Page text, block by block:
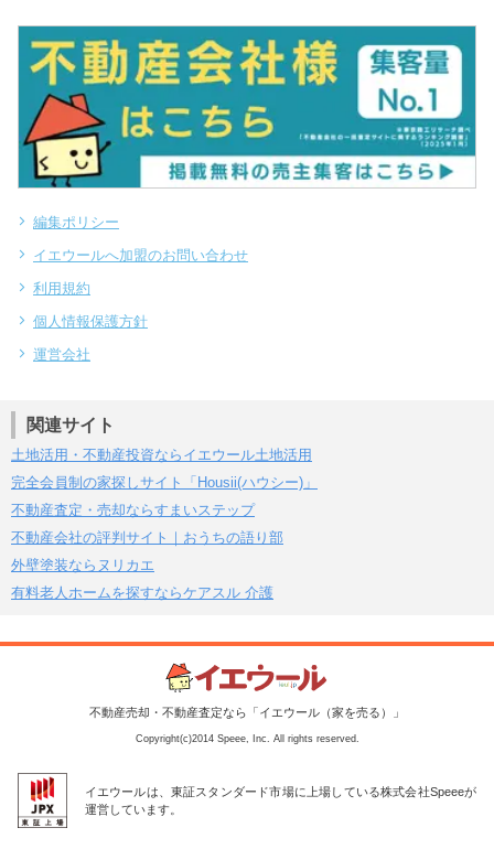
編集ポリシー
イエウールへ加盟のお問い合わせ
利用規約
個人情報保護方針
運営会社
関連サイト
土地活用・不動産投資ならイエウール土地活用
完全会員制の家探しサイト「Housii(ハウシー)」
不動産査定・売却ならすまいステップ
不動産会社の評判サイト｜おうちの語り部
外壁塗装ならヌリカエ
有料老人ホームを探すならケアスル 介護
不動産売却・不動産査定なら「イエウール（家を売る）」
Copyright(c)2014 Speee, Inc. All rights reserved.
イエウールは、東証スタンダード市場に上場している株式会社Speeeが
運営しています。